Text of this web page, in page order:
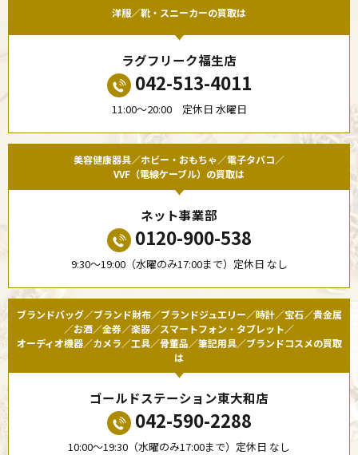
洋服／靴・スニーカーの買取は
ラグフリーク福生店
042-513-4011
11:00〜20:00 定休日 水曜日
美容健康器具／ホビー・おもちゃ／電子タバコ／
VVF（電線ケーブル）の買取は
ネット事業部
0120-900-538
9:30〜19:00（水曜のみ17:00まで）定休日 なし
ブランドバッグ／ブランド財布／ブランドジュエリー／時計／宝石／貴金属
／お酒／金券／楽器／スマートフォン・タブレット／
オーディオ機器／カメラ／工具／骨董品／筆記用具／ブランドコスメの買取
は
ゴールドステーション東大和店
042-590-2288
10:00〜19:30（水曜のみ17:00まで）定休日 なし